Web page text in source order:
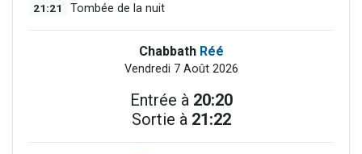
21:21 Tombée de la nuit
Chabbath Réé
Vendredi 7 Août 2026
Entrée à 20:20
Sortie à 21:22